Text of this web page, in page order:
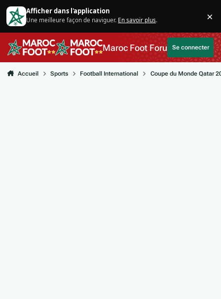
Aller au contenu
Afficher dans l'application
Une meilleure façon de naviguer. En savoir plus. ×
Maroc Foot ForumSe connecter
Accueil Sports Football International Coupe du Monde Qatar